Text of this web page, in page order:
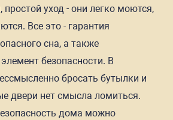
простой уход - они легко моются,
Все это - гарантия
сна, а также
безопасности. В
бросать бутылки и
двери нет смысла ломиться.
дома можно